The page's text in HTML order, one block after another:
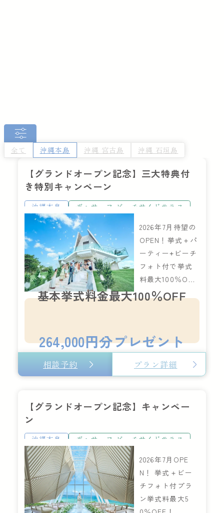
全て 沖縄本島 沖縄 宮古島 沖縄 石垣島
沖縄本島 ザ・サーフ ビーチサイドテラス
【グランドオープン記念】三大特典付
き特別キャンペーン
2026年7月待望の
OPEN！挙式＋パ
ーティー+ビーチ
フォト付で挙式
料最大100％OF
F！
基本挙式料金最大100％OFF
264,000円分プレゼント
相談予約 プラン詳細
沖縄本島 ザ・サーフ ビーチサイドテラス
【グランドオープン記念】キャンペー
ン
2026年7月OPE
N！ 挙式＋ビー
チフォト付プラ
ン挙式料最大5